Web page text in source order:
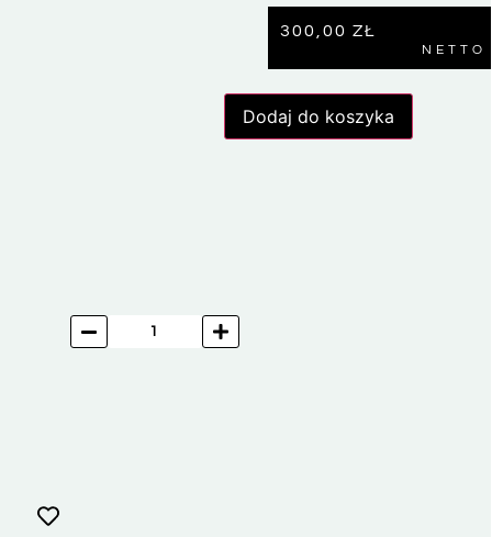
300,00 ZŁ
NETTO
Dodaj do koszyka